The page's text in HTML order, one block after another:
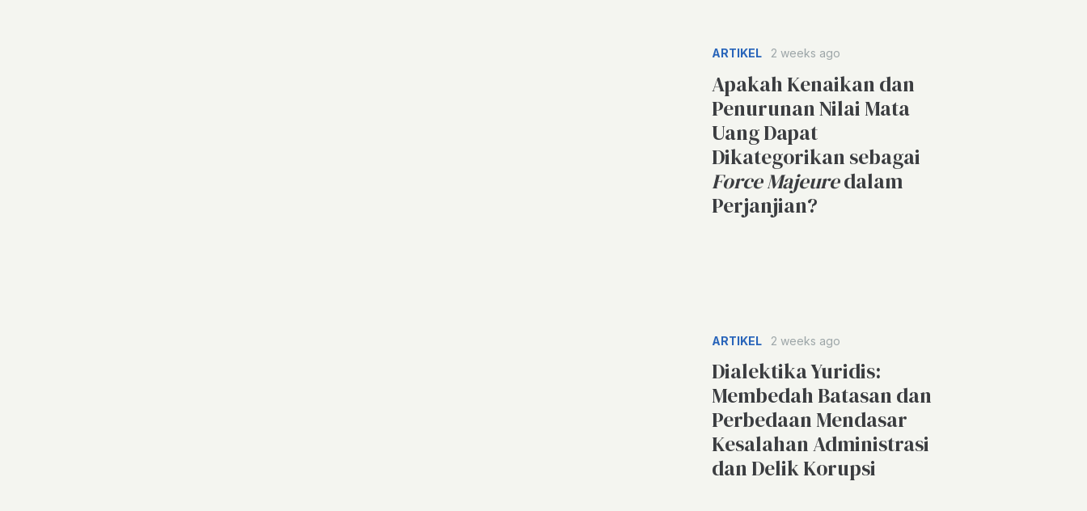
ARTIKEL 2 weeks ago
Apakah Kenaikan dan
Penurunan Nilai Mata
Uang Dapat
Dikategorikan sebagai
Force Majeuredalam
Perjanjian?
ARTIKEL 2 weeks ago
Dialektika Yuridis:
Membedah Batasan dan
Perbedaan Mendasar
Kesalahan Administrasi
dan Delik Korupsi